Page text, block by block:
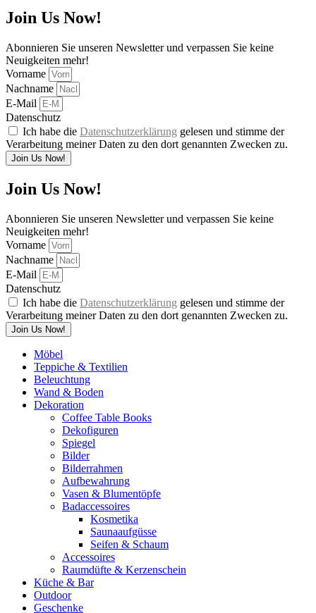
Join Us Now!
Abonnieren Sie unseren Newsletter und verpassen Sie keine
Neuigkeiten mehr!
Vorname
Nachname
E-Mail
Datenschutz
Ich habe die Datenschutzerklärung gelesen und stimme der
Verarbeitung meiner Daten zu den dort genannten Zwecken zu.
Join Us Now!
Join Us Now!
Abonnieren Sie unseren Newsletter und verpassen Sie keine
Neuigkeiten mehr!
Vorname
Nachname
E-Mail
Datenschutz
Ich habe die Datenschutzerklärung gelesen und stimme der
Verarbeitung meiner Daten zu den dort genannten Zwecken zu.
Join Us Now!
Möbel
Teppiche & Textilien
Beleuchtung
Wand & Boden
Dekoration
Coffee Table Books
Dekofiguren
Spiegel
Bilder
Bilderrahmen
Aufbewahrung
Vasen & Blumentöpfe
Badaccessoires
Kosmetika
Saunaaufgüsse
Seifen & Schaum
Accessoires
Raumdüfte & Kerzenschein
Küche & Bar
Outdoor
Geschenke